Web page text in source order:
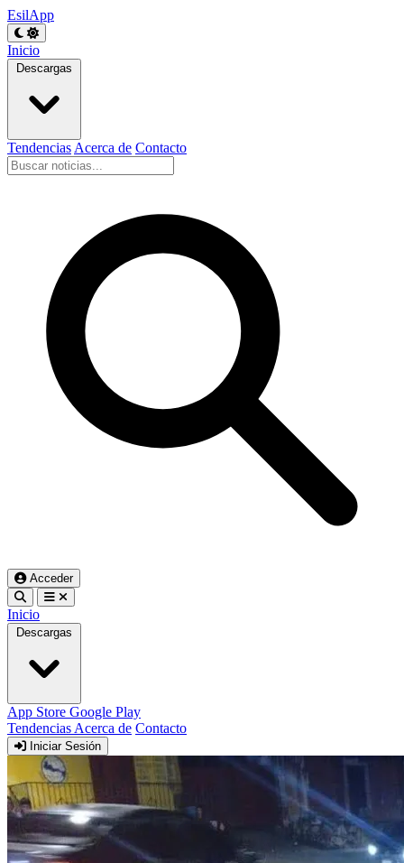
EsilApp
Inicio
Descargas
Tendencias Acerca de Contacto
Acceder
Inicio
Descargas
App Store Google Play
Tendencias Acerca de Contacto
Iniciar Sesión